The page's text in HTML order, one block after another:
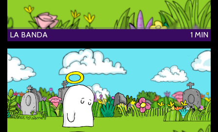
LA BANDA 1 MIN